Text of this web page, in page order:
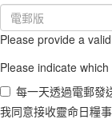
Email
(required)
Please provide a
Please indicate
每一天透過電郵發
我同意接收靈命日糧